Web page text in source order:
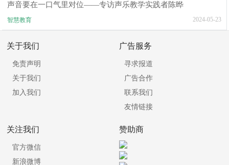
声音要在一口气里对位——专访声乐教学实践者陈晔
智慧教育 2024-05-23
关于我们
免责声明
关于我们
加入我们
广告服务
寻求报道
广告合作
联系我们
友情链接
关注我们
官方微信
新浪微博
赞助商